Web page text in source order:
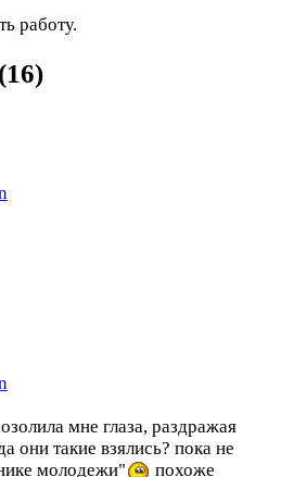
работу.
мне глаза, раздражая
они такие взялись? пока не
молодежи"
похоже